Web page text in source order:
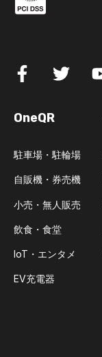
OneQR
駐車場・駐輪場
自販機・券売機
小売・無人販売
飲食・食堂
IoT・エンタメ
EV充電器